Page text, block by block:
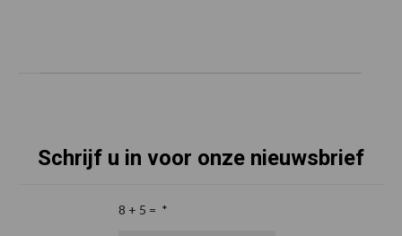
Schrijf u in voor onze nieuwsbrief
8 + 5 = *